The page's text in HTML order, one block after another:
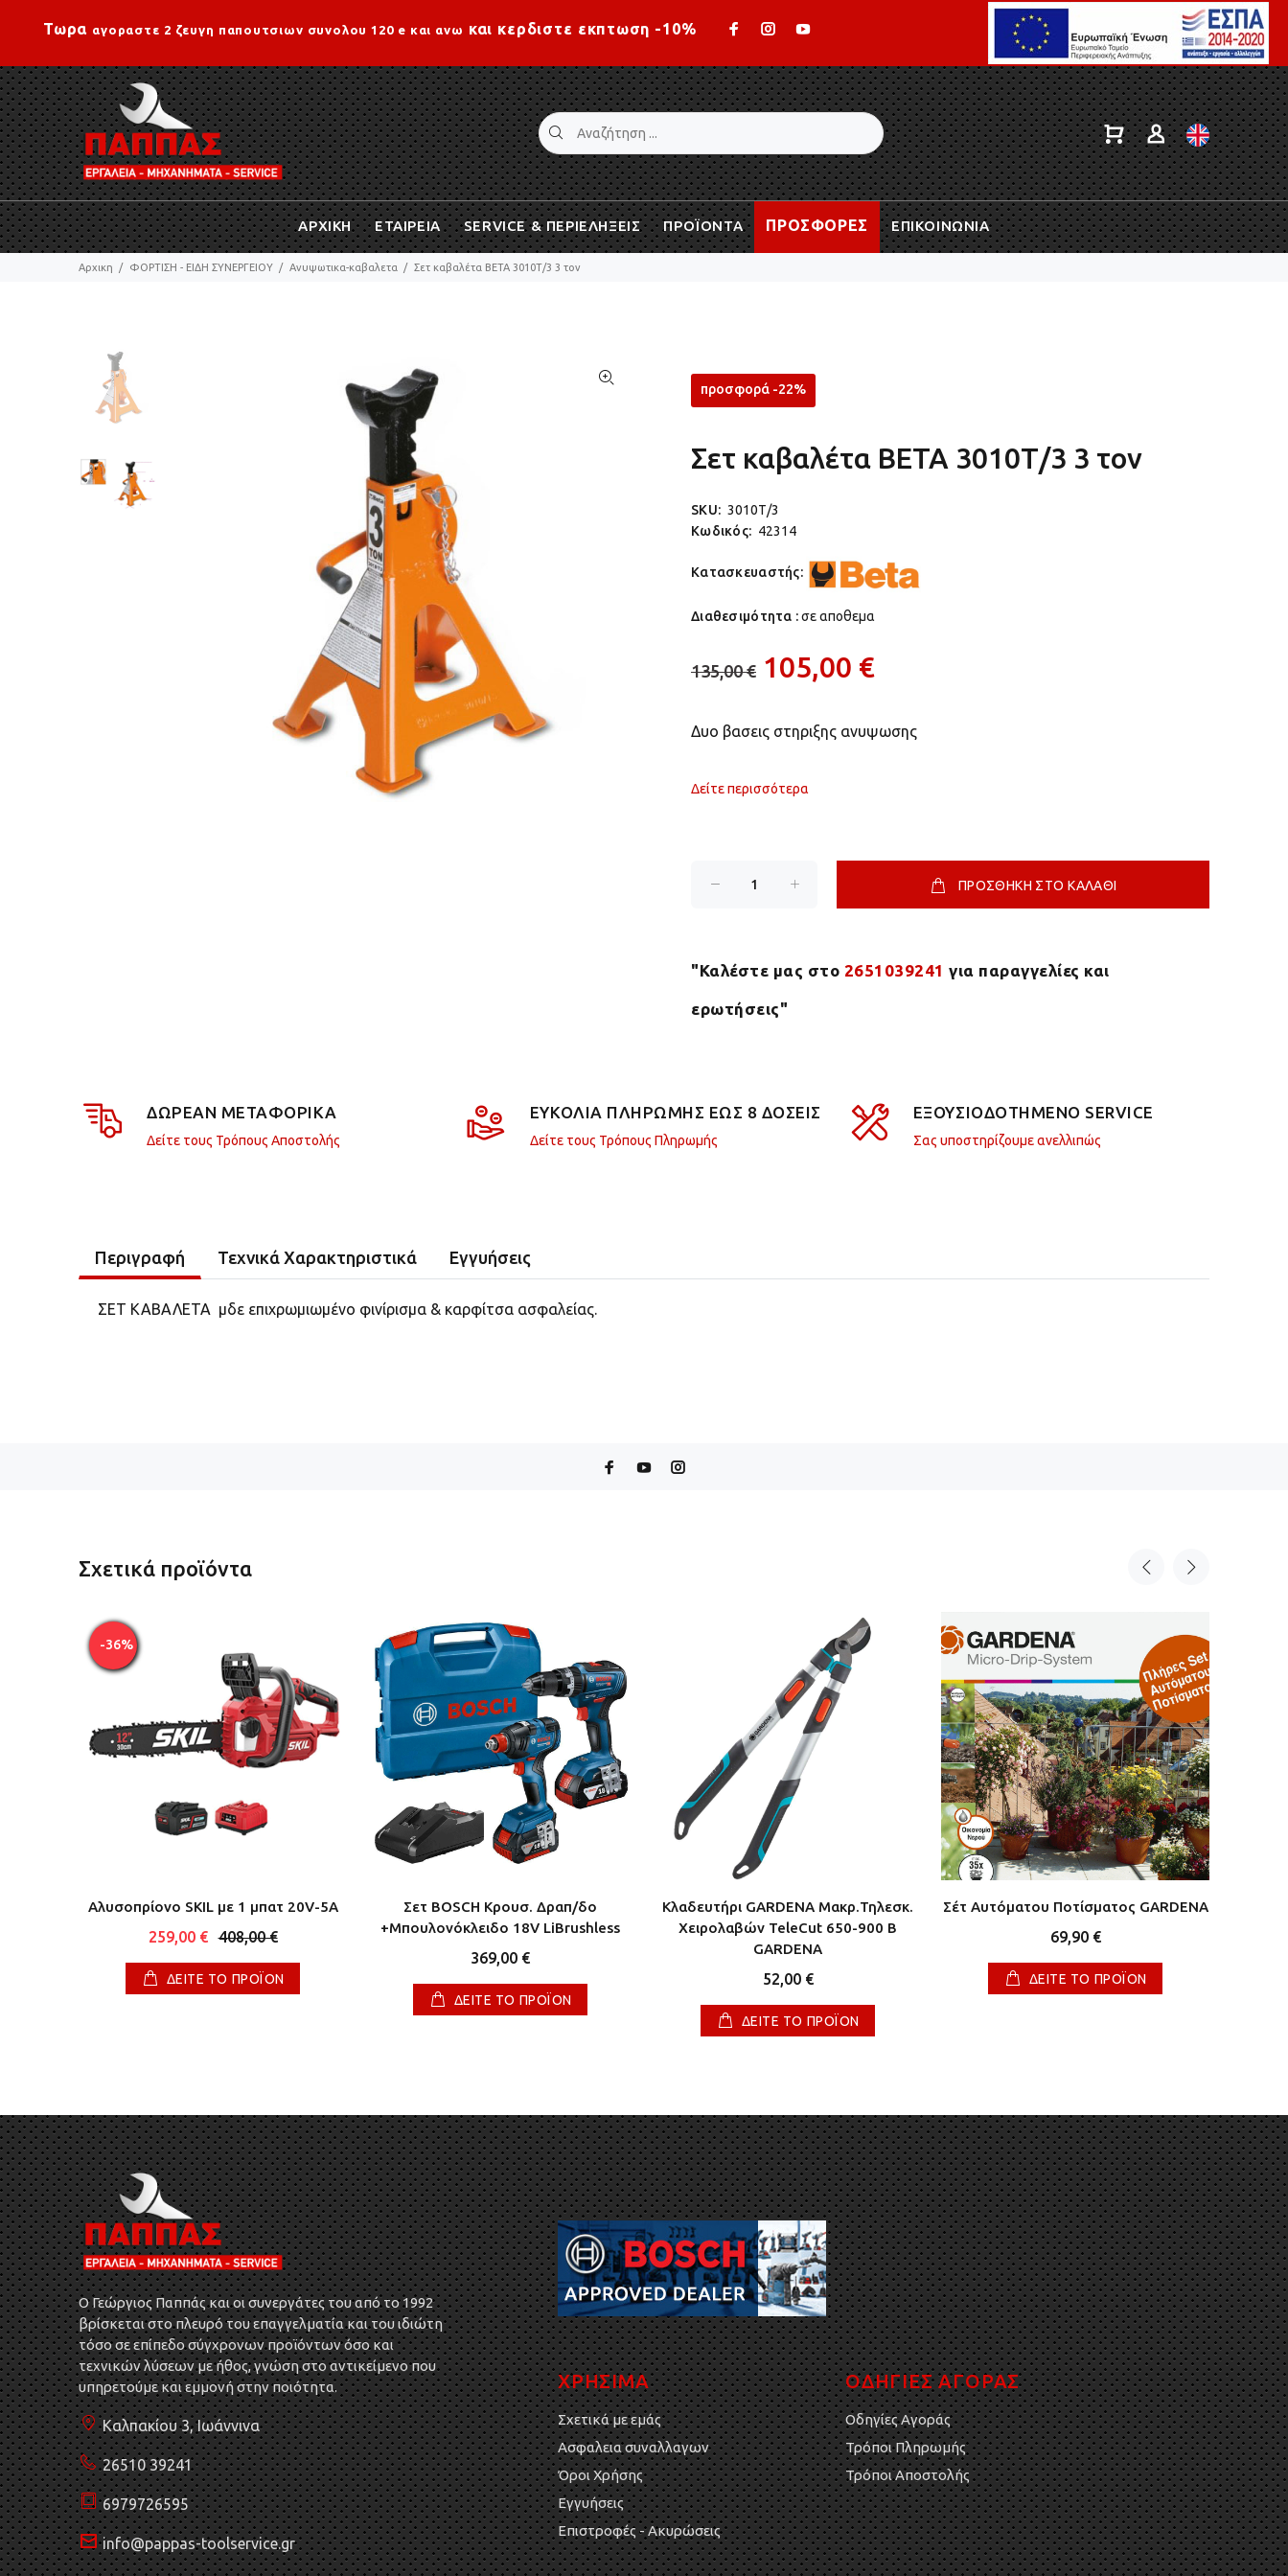
Τωρα αγοραστε 2 ζευγη παπουτσιων συνολου 120 e και ανω και κερδιστε εκπτωση -10%
ΑΡΧΙΚΗ ΕΤΑΙΡΕΙΑ SERVICE & ΠΕΡΙΕΛΗΞΕΙΣ ΠΡΟΪΟΝΤΑ ΠΡΟΣΦΟΡΕΣ ΕΠΙΚΟΙΝΩΝΙΑ
Αρχικη ΦΟΡΤΙΣΗ - ΕΙΔΗ ΣΥΝΕΡΓΕΙΟΥ Ανυψωτικα-καβαλετα Σετ καβαλέτα BETA 3010Τ/3 3 τον
προσφορά -22%
Σετ καβαλέτα BETA 3010Τ/3 3 τον
SKU: 3010Τ/3
Κωδικός: 42314
Κατασκευαστής:
Διαθεσιμότητα :σε αποθεμα
135,00 € 105,00 €
Δυο βασεις στηριξης ανυψωσης
Δείτε περισσότερα
ΠΡΟΣΘΗΚΗ ΣΤΟ ΚΑΛΑΘΙ
"Καλέστε μας στο 2651039241 για παραγγελίες και
ερωτήσεις"
ΔΩΡΕΑΝ ΜΕΤΑΦΟΡΙΚΑ
Δείτε τους Τρόπους Αποστολής
ΕΥΚΟΛΙΑ ΠΛΗΡΩΜΗΣ ΕΩΣ 8 ΔΟΣΕΙΣ
Δείτε τους Τρόπους Πληρωμής
ΕΞΟΥΣΙΟΔΟΤΗΜΕΝΟ SERVICE
Σας υποστηρίζουμε ανελλιπώς
Περιγραφή Τεχνικά Χαρακτηριστικά Εγγυήσεις
ΣΕΤ ΚΑΒΑΛΕΤΑ μδε επιχρωμιωμένο φινίρισμα & καρφίτσα ασφαλείας.
Σχετικά προϊόντα
-36%
Αλυσοπρίονο SKIL με 1 μπατ 20V-5A
259,00 € 408,00 €
ΔΕΙΤΕ ΤΟ ΠΡΟΪΟΝ
Σετ BOSCH Κρουσ. Δραπ/δο
+Μπουλονόκλειδο 18V LiBrushless
369,00 €
ΔΕΙΤΕ ΤΟ ΠΡΟΪΟΝ
Κλαδευτήρι GARDENA Μακρ.Τηλεσκ.
Χειρολαβών TeleCut 650-900 B
GARDENA
52,00 €
ΔΕΙΤΕ ΤΟ ΠΡΟΪΟΝ
Σέτ Αυτόματου Ποτίσματος GARDENA
69,90 €
ΔΕΙΤΕ ΤΟ ΠΡΟΪΟΝ
O Γεώργιος Παππάς και οι συνεργάτες του από το 1992
βρίσκεται στο πλευρό του επαγγελματία και του ιδιώτη
τόσο σε επίπεδο σύγχρονων προϊόντων όσο και
τεχνικών λύσεων με ήθος, γνώση στο αντικείμενο που
υπηρετούμε και εμμονή στην ποιότητα.
Καλπακίου 3, Ιωάννινα
26510 39241
6979726595
info@pappas-toolservice.gr
ΧΡΗΣΙΜΑ
Σχετικά με εμάς
Ασφαλεια συναλλαγων
Όροι Χρήσης
Εγγυήσεις
Επιστροφές - Ακυρώσεις
ΟΔΗΓΙΕΣ ΑΓΟΡΑΣ
Οδηγίες Αγοράς
Τρόποι Πληρωμής
Τρόποι Αποστολής